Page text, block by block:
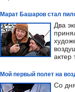
Марат Башаров стал
Два
актер
Мой первый полет на
Со